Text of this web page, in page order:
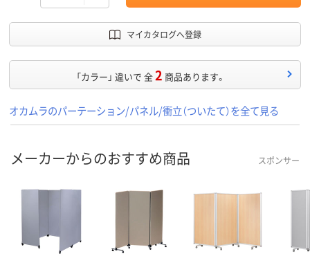
マイカタログへ登録
「カラー」 違いで 全2 商品あります。
オカムラのパーテーション/パネル/衝立（ついたて）を全て見る
メーカーからのおすすめ商品 スポンサー